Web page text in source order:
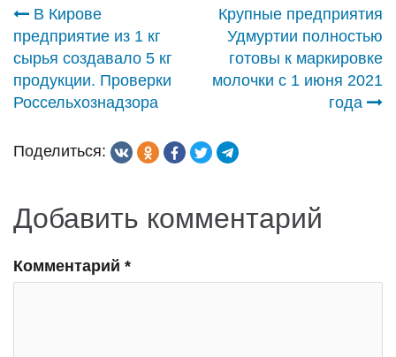
Навигация
по
записям
В Кирове
предприятие из 1 кг
сырья создавало 5 кг
продукции. Проверки
Россельхознадзора
Крупные предприятия
Удмуртии полностью
готовы к маркировке
молочки с 1 июня 2021
года
Поделиться:
Добавить комментарий
Комментарий *